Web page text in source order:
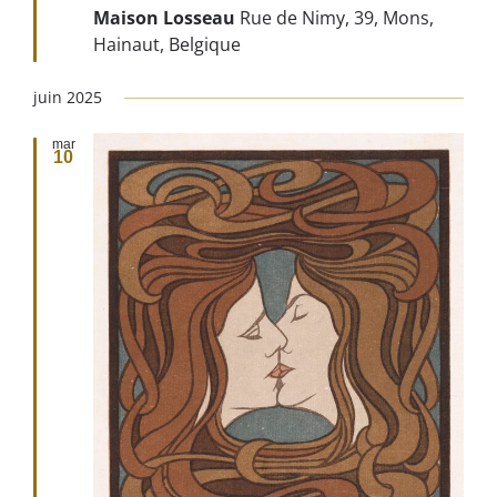
Maison Losseau Rue de Nimy, 39, Mons,
Hainaut, Belgique
juin 2025
mar
10